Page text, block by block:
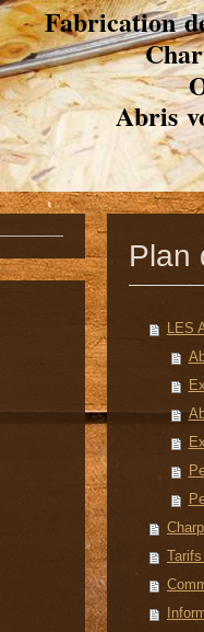
Fabrication
Abris
Plan
LES